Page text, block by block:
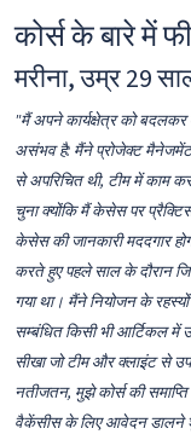
कोर्स के बारे में
मरीना, उम्र 29
"मैं अपने कार्यक्षेत्र को
असंभव है: मैंने प्रोजेक्ट मैनेजमेंट
से अपरिचित थी, टीम में काम
चुना क्योंकि मैं केसेस पर
केसेस की जानकारी मददगार
करते हुए पहले साल के दौरान
गया था। मैंने नियोजन के
सम्बंधित किसी भी आर्टिकल में
सीखा जो टीम और क्लाइंट से
नतीजतन, मुझे कोर्स की
वैकेंसीस के लिए आवेदन डालने